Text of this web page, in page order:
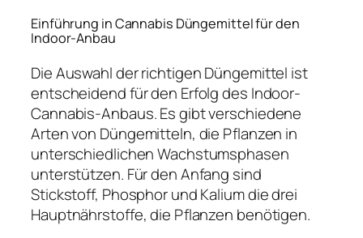
Einführung in Cannabis Düngemittel für den
Indoor-Anbau
Die Auswahl der richtigen Düngemittel ist
entscheidend für den Erfolg des Indoor-
Cannabis-Anbaus. Es gibt verschiedene
Arten von Düngemitteln, die Pflanzen in
unterschiedlichen Wachstumsphasen
unterstützen. Für den Anfang sind
Stickstoff, Phosphor und Kalium die drei
Hauptnährstoffe, die Pflanzen benötigen.